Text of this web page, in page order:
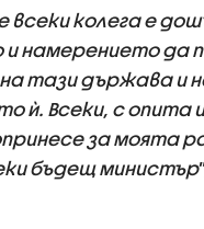
всеки колега е
намерението да
тази държава и
ѝ. Всеки, с опита
за моята
бъдещ министър